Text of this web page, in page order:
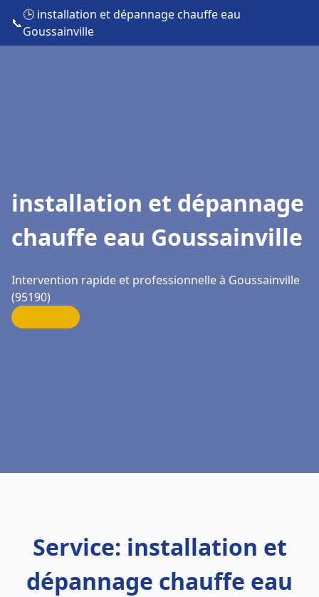
📞
🕒 installation et dépannage chauffe eau
Goussainville
installation et dépannage
chauffe eau Goussainville
Intervention rapide et professionnelle à Goussainville
(95190)
Service: installation et
dépannage chauffe eau